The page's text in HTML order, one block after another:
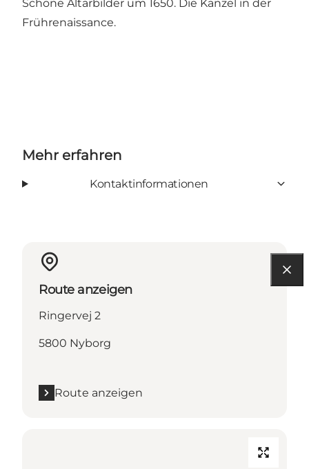
Schöne Altarbilder um 1650. Die Kanzel in der
Frührenaissance.
Mehr erfahren
Kontaktinformationen
Route anzeigen
Ringervej 2
5800 Nyborg
Route anzeigen